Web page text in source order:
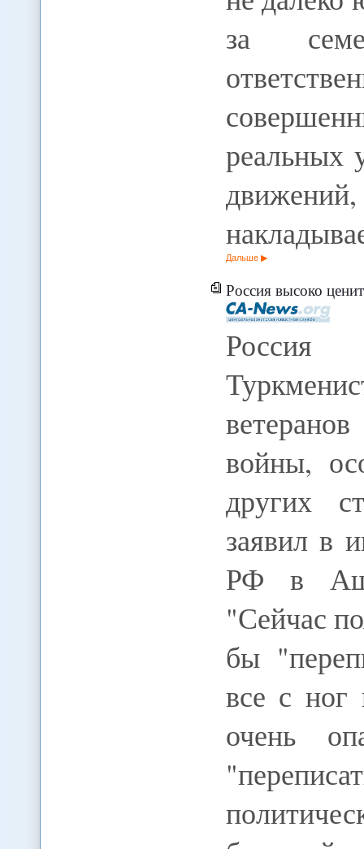
за
реальных
Дальше
Россия высоко ценит
Россия
войны,
других
заявил в
РФ в
"Сейчас
бы
все с
очень